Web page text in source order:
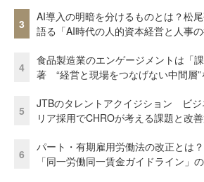
3
AI導入の明暗を分けるものとは？松
語る「AI時代の人的資本経営と人事の
4
食品製造業のエンゲージメントは「
著 “経営と現場をつなげない中間層”
5
JTBのタレントアクイジション ビジ
リア採用でCHROが考える課題と改
6
パート・有期雇用労働法の改正とは
「同一労働同一賃金ガイドライン」